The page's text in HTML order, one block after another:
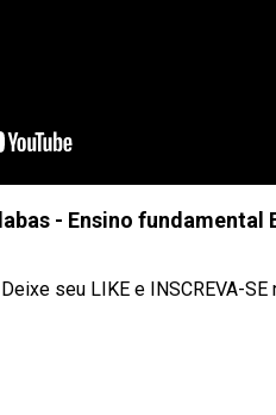
- Ensino
seu LIKE e INSCREVA-SE